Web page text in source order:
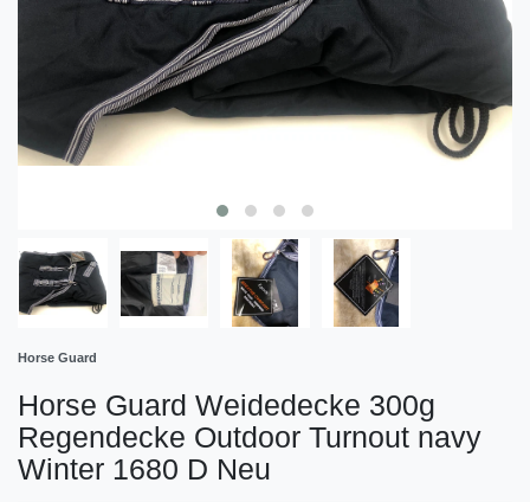
Horse Guard
Horse Guard Weidedecke 300g
Regendecke Outdoor Turnout navy
Winter 1680 D Neu